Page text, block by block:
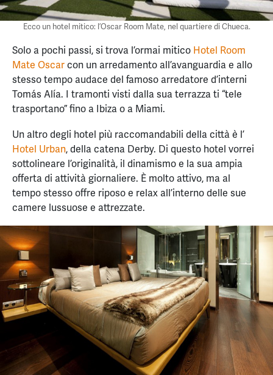
Ecco un hotel mitico: l’Oscar Room Mate, nel quartiere di Chueca.
Solo a pochi passi, si trova l’ormai mitico Hotel Room
Mate Oscarcon un arredamento all’avanguardia e allo
stesso tempo audace del famoso arredatore d’interni
Tomás Alía. I tramonti visti dalla sua terrazza ti “tele
trasportano” fino a Ibiza o a Miami.
Un altro degli hotel più raccomandabili della città è l’
Hotel Urban, della catena Derby. Di questo hotel vorrei
sottolineare l’originalità, il dinamismo e la sua ampia
offerta di attività giornaliere. È molto attivo, ma al
tempo stesso offre riposo e relax all’interno delle sue
camere lussuose e attrezzate.